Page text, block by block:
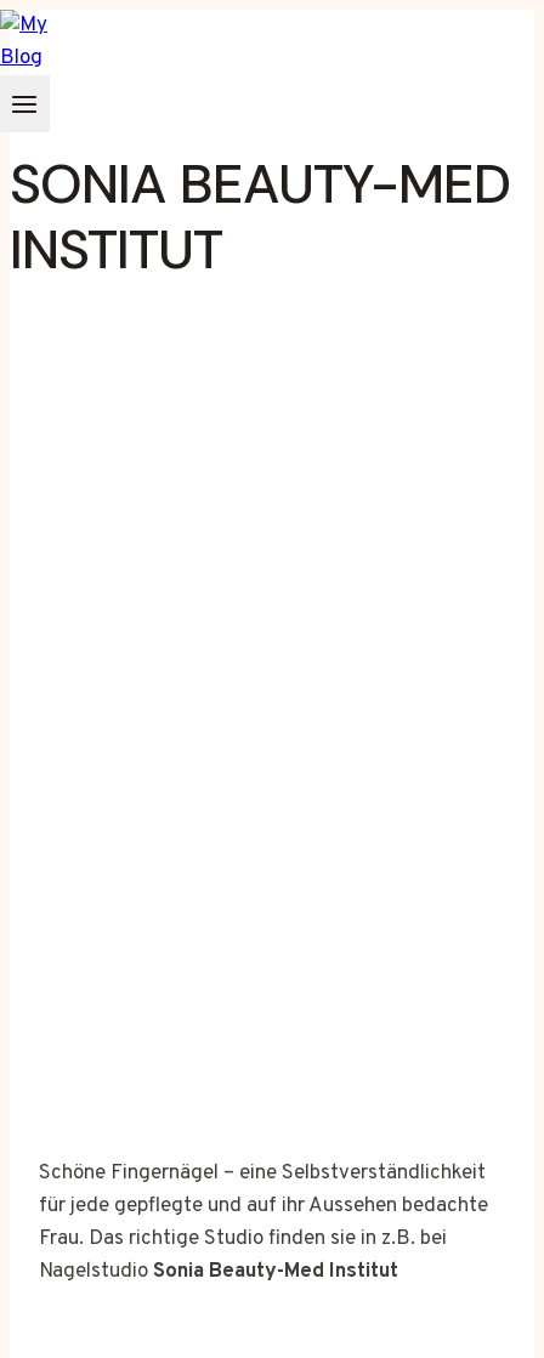
Zum
Inhalt
springen
SONIA BEAUTY-MED
INSTITUT
Schöne Fingernägel – eine Selbstverständlichkeit
für jede gepflegte und auf ihr Aussehen bedachte
Frau. Das richtige Studio finden sie in z.B. bei
NagelstudioSonia Beauty-Med Institut